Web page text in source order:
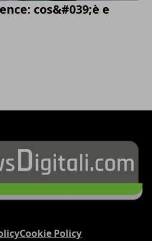
cos&#039;è e
Cookie Policy